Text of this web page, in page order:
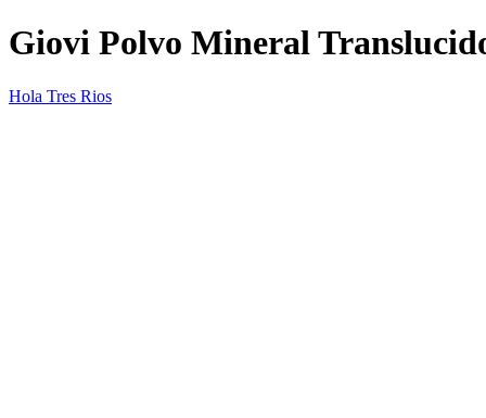
Giovi Polvo Mineral
Hola Tres Rios